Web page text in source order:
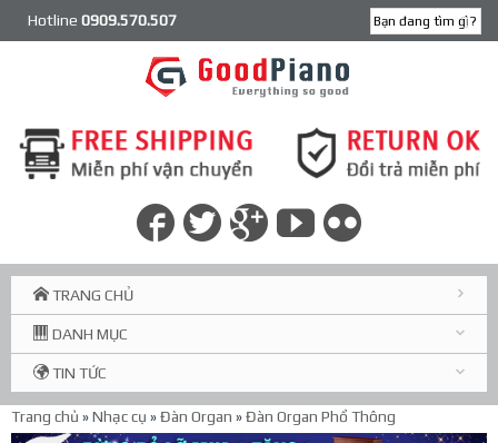
Hotline 0909.570.507
TRANG CHỦ
DANH MỤC
TIN TỨC
Trang chủ »Nhạc cụ »Đàn Organ »Đàn Organ Phổ Thông